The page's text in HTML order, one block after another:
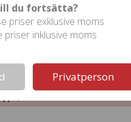
etc
du fortsätta?
priser exklusive moms
inklusive moms
Privatperson